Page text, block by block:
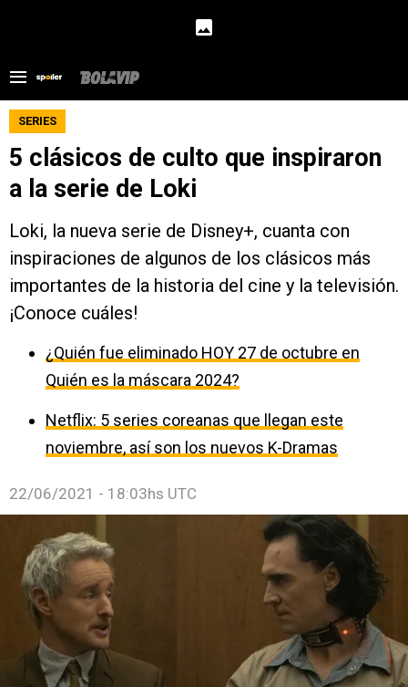
SERIES
5 clásicos de culto que inspiraron
a la serie de Loki
Loki, la nueva serie de Disney+, cuanta con
inspiraciones de algunos de los clásicos más
importantes de la historia del cine y la televisión.
¡Conoce cuáles!
¿Quién fue eliminado HOY 27 de octubre en
Quién es la máscara 2024?
Netflix: 5 series coreanas que llegan este
noviembre, así son los nuevos K-Dramas
22/06/2021 - 18:03hs UTC